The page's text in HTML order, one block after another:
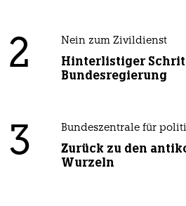
2 Nein zum Zivildienst
Hinterlistiger
Bundesregierung
3 Bundeszentrale für
Zurück zu den
Wurzeln